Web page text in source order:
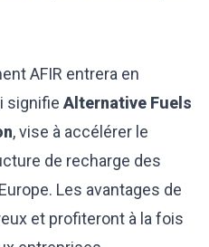
AFIR entrera en
signifie Alternative Fuels
, vise à accélérer le
de recharge des
Les avantages de
et profiteront à la fois